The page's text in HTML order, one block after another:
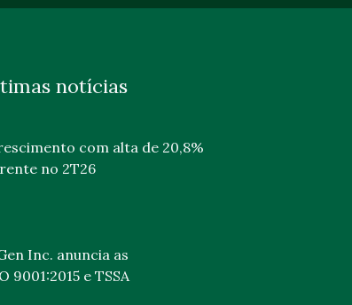
notícias
com alta de 20,8%
no 2T26
Inc. anuncia as
9001:2015 e TSSA